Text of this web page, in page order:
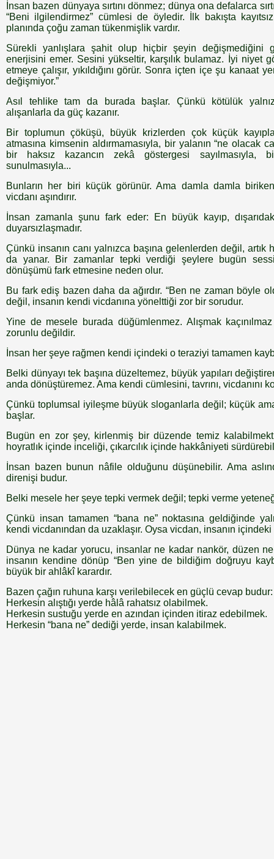
İnsan bazen dünyaya sırtını dönmez; dünya ona defalarca
“Beni ilgilendirmez” cümlesi de öyledir. İlk bakışta
planında çoğu zaman tükenmişlik vardır.
Sürekli yanlışlara şahit olup hiçbir şeyin değişmediğini
enerjisini emer. Sesini yükseltir, karşılık bulamaz. İyi niyet
etmeye çalışır, yıkıldığını görür. Sonra içten içe şu kanaat
değişmiyor.”
Asıl tehlike tam da burada başlar. Çünkü kötülük
alışanlarla da güç kazanır.
Bir toplumun çöküşü, büyük krizlerden çok küçük
atmasına kimsenin aldırmamasıyla, bir yalanın “ne olacak
bir haksız kazancın zekâ göstergesi sayılmasıyla,
sunulmasıyla...
Bunların her biri küçük görünür. Ama damla damla
vicdanı aşındırır.
İnsan zamanla şunu fark eder: En büyük kayıp,
duyarsızlaşmadır.
Çünkü insanın canı yalnızca başına gelenlerden değil, artık
da yanar. Bir zamanlar tepki verdiği şeylere bugün
dönüşümü fark etmesine neden olur.
Bu fark ediş bazen daha da ağırdır. “Ben ne zaman böyle
değil, insanın kendi vicdanına yönelttiği zor bir sorudur.
Yine de mesele burada düğümlenmez. Alışmak
zorunlu değildir.
İnsan her şeye rağmen kendi içindeki o teraziyi tamamen
Belki dünyayı tek başına düzeltemez, büyük yapıları
anda dönüştüremez. Ama kendi cümlesini, tavrını, vicdanını
Çünkü toplumsal iyileşme büyük sloganlarla değil; küçük
başlar.
Bugün en zor şey, kirlenmiş bir düzende temiz
hoyratlık içinde inceliği, çıkarcılık içinde hakkâniyeti
İnsan bazen bunun nâfile olduğunu düşünebilir. Ama
direnişi budur.
Belki mesele her şeye tepki vermek değil; tepki verme
Çünkü insan tamamen “bana ne” noktasına geldiğinde
kendi vicdanından da uzaklaşır. Oysa vicdan, insanın içindeki
Dünya ne kadar yorucu, insanlar ne kadar nankör, düzen
insanın kendine dönüp “Ben yine de bildiğim doğruyu
büyük bir ahlâkî karardır.
Bazen çağın ruhuna karşı verilebilecek en güçlü cevap budur:
Herkesin alıştığı yerde hâlâ rahatsız olabilmek.
Herkesin sustuğu yerde en azından içinden itiraz edebilmek.
Herkesin “bana ne” dediği yerde, insan kalabilmek.